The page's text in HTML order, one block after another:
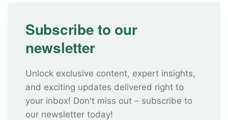
Subscribe to our
newsletter
Unlock exclusive content, expert insights,
and exciting updates delivered right to
your inbox! Don't miss out – subscribe to
our newsletter today!